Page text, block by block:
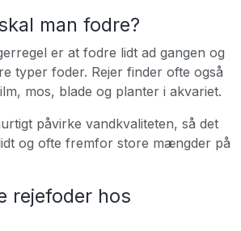
man fodre?
er at fodre lidt ad gangen og
typer foder. Rejer finder ofte også
mos, blade og planter i akvariet.
påvirke vandkvaliteten, så det
og ofte fremfor store mængder på
rejefoder hos